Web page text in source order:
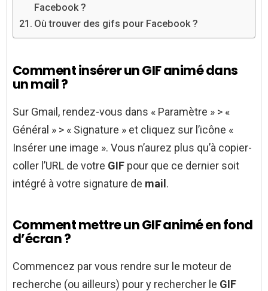
Facebook ?
Où trouver des gifs pour Facebook ?
Comment insérer un GIF animé dans
un mail ?
Sur Gmail, rendez-vous dans « Paramètre » > «
Général » > « Signature » et cliquez sur l’icône «
Insérer une image ». Vous n’aurez plus qu’à copier-
coller l’URL de votre GIF pour que ce dernier soit
intégré à votre signature de mail.
Comment mettre un GIF animé en fond
d’écran ?
Commencez par vous rendre sur le moteur de
recherche (ou ailleurs) pour y rechercher le GIF